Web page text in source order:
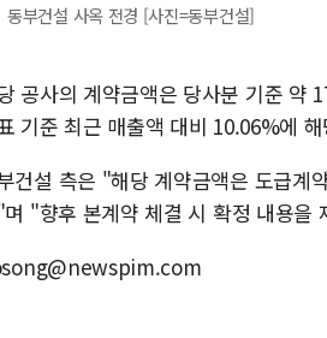
동부건설 사옥 전경 [사진=동부건설]
공사의 계약금액은 당사분 기준 약
기준 최근 매출액 대비 10.06%에
건설 측은 "해당 계약금액은 도급계
"향후 본계약 체결 시 확정 내용을